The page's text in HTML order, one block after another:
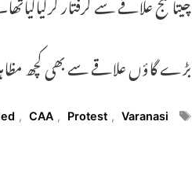
بڑے گاؤں علاقے سے بھی کچھ مظاہرین کو 19ڈسمبر کے روز گرفتار کرلیاگیاتھا جس کے بعد
Tags
, CAA , Protest , Varanasi